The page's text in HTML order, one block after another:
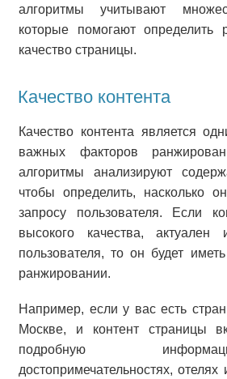
алгоритмы учитывают
которые помогают определить
качество страницы.
Качество контента
Качество контента является
важных факторов
алгоритмы анализируют
чтобы определить, насколько
запросу пользователя. Если
высокого качества,
пользователя, то он будет
ранжировании.
Например, если у вас есть
Москве, и контент страницы
подробную
достопримечательностях, отелях